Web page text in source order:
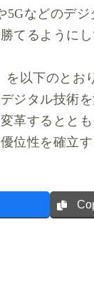
などのデジ
てるように
以下のとお
ジタル技術
革するとと
位性を確立す